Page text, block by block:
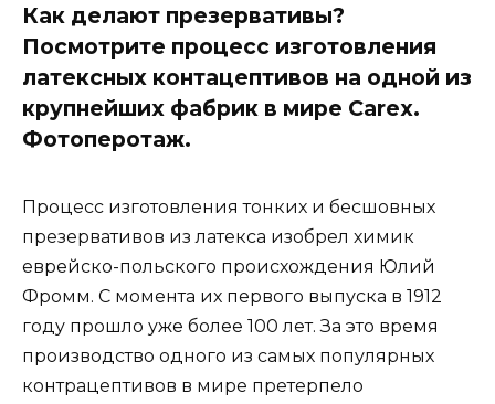
Как делают презервативы?
Посмотрите процесс изготовления
латексных контацептивов на одной из
крупнейших фабрик в мире Carex.
Фотоперотаж.
Процесс изготовления тонких и бесшовных
презервативов из латекса изобрел химик
еврейско-польского происхождения Юлий
Фромм. С момента их первого выпуска в 1912
году прошло уже более 100 лет. За это время
производство одного из самых популярных
контрацептивов в мире претерпело